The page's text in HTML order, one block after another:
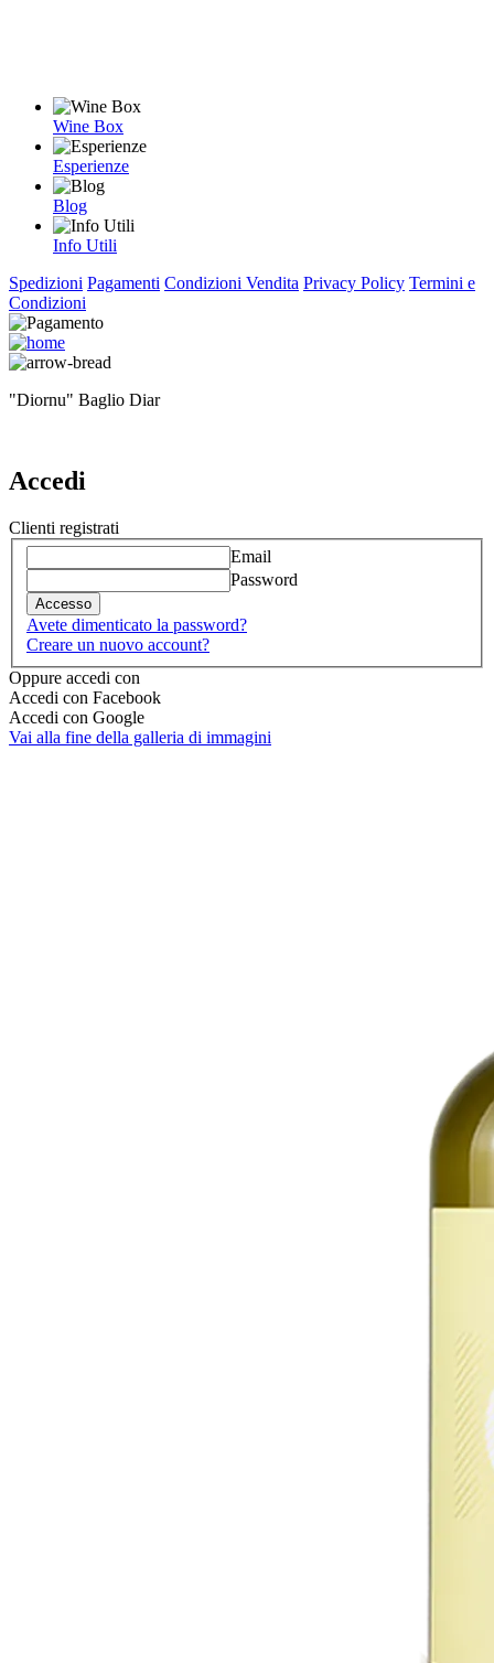
Wine Box
Esperienze
Blog
Info Utili
Spedizioni Pagamenti Condizioni Vendita Privacy Policy Termini e
Condizioni
"Diornu" Baglio Diar
Accedi
Clienti registrati
Email
Password
Accesso
Avete dimenticato la password?
Creare un nuovo account?
Oppure accedi con
Accedi con Facebook
Accedi con Google
Vai alla fine della galleria di immagini